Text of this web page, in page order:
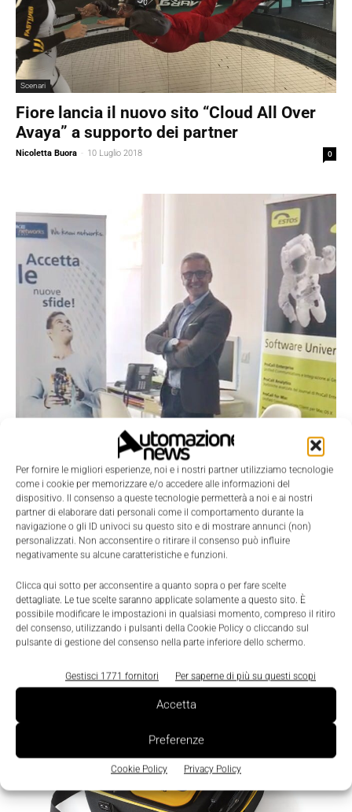
Per fornire le migliori esperienze, noi e i nostri partner utilizziamo tecnologie
come i cookie per memorizzare e/o accedere alle informazioni del
dispositivo. Il consenso a queste tecnologie permetterà a noi e ai nostri
partner di elaborare dati personali come il comportamento durante la
navigazione o gli ID univoci su questo sito e di mostrare annunci (non)
personalizzati. Non acconsentire o ritirare il consenso può influire
negativamente su alcune caratteristiche e funzioni.
Clicca qui sotto per acconsentire a quanto sopra o per fare scelte
dettagliate. Le tue scelte saranno applicate solamente a questo sito. È
possibile modificare le impostazioni in qualsiasi momento, compreso il ritiro
del consenso, utilizzando i pulsanti della Cookie Policy o cliccando sul
pulsante di gestione del consenso nella parte inferiore dello schermo.
Gestisci 1771 fornitori Per saperne di più su questi scopi
Accetta
Preferenze
Cookie Policy Privacy Policy
Scenari
Fiore lancia il nuovo sito “Cloud All Over
Avaya” a supporto dei partner
Nicoletta Buora - 10 Luglio 2018 0
Scenari
Fiore apre nuova filiale a Catania
Nicoletta Buora - 4 Settembre 2017